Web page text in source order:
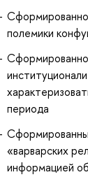
полемики
периода
«варварских
информацией